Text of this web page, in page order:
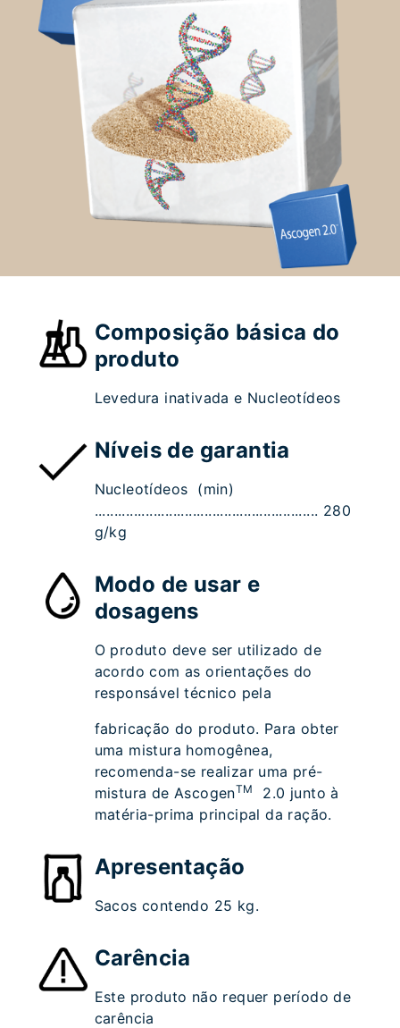
Composição básica do
produto
Levedura inativada e Nucleotídeos
Níveis de garantia
Nucleotídeos (min)
......................................................... 280
g/kg
Modo de usar e
dosagens
O produto deve ser utilizado de
acordo com as orientações do
responsável técnico pela
fabricação do produto. Para obter
uma mistura homogênea,
recomenda-se realizar uma pré-
mistura de AscogenTM
2.0 junto à
matéria-prima principal da ração.
Apresentação
Sacos contendo 25 kg.
Carência
Este produto não requer período de
carência